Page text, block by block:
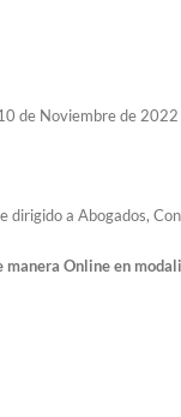
de Noviembre de 2022
dirigido a Abogados,
manera Online en